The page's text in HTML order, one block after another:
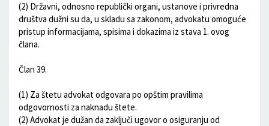
(2) Državni, odnosno republički organi, ustanove i privredna
društva dužni su da, u skladu sa zakonom, advokatu omoguće
pristup informacijama, spisima i dokazima iz stava 1. ovog
člana.
Član 39.
(1) Za štetu advokat odgovara po opštim pravilima
odgovornosti za naknadu štete.
(2) Advokat je dužan da zaključi ugovor o osiguranju od